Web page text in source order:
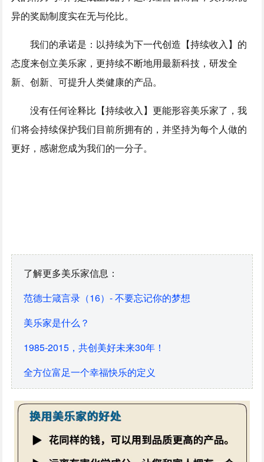
异的奖励制度实在无与伦比。
我们的承诺是：以持续为下一代创造【持续收入】的
态度来创立美乐家，更持续不断地用最新科技，研发全
新、创新、可提升人类健康的产品。
没有任何诠释比【持续收入】更能形容美乐家了，我
们将会持续保护我们目前所拥有的，并坚持为每个人做的
更好，感谢您成为我们的一分子。
了解更多美乐家信息：
范德士箴言录（16）- 不要忘记你的梦想
美乐家是什么？
1985-2015，共创美好未来30年！
全方位富足一个幸福快乐的定义